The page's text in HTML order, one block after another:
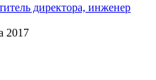
директора, инженер
2017